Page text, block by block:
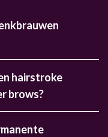
hairstroke
brows?